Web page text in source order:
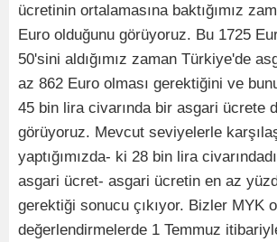
ücretinin ortalamasına baktığımız
Euro olduğunu görüyoruz. Bu 1725
50'sini aldığımız zaman Türkiye'de
az 862 Euro olması gerektiğini ve
45 bin lira civarında bir asgari ücrete
görüyoruz. Mevcut seviyelerle
yaptığımızda- ki 28 bin lira
asgari ücret- asgari ücretin en az
gerektiği sonucu çıkıyor. Bizler MYK
değerlendirmelerde 1 Temmuz